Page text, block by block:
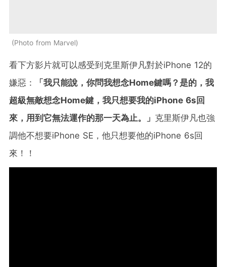
Photo from Marvel
看下方影片就可以感受到克里斯伊凡對於iPhone 12的
嫌惡：
「我只能說，你問我想念Home鍵嗎？是的，我
超級無敵想念Home鍵，我只想要我的iPhone 6s回
來，用到它無法運作的那一天為止。」 克里斯伊凡也強
調他不想要iPhone SE，他只想要他的iPhone 6s回
來！！